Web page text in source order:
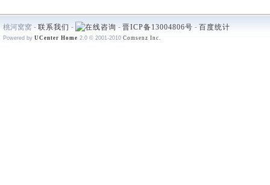
桃河窝窝 - 联系我们 - - 晋ICP备13004806号 - 百度统计
Powered by UCenter Home 2.0 © 2001-2010 Comsenz Inc.